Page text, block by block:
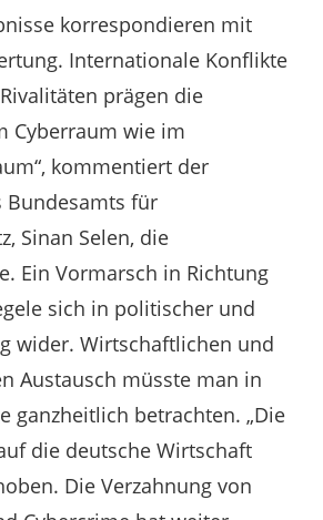
korrespondieren mit
Internationale Konflikte
prägen die
Cyberraum wie im
kommentiert der
Bundesamts für
Sinan Selen, die
Ein Vormarsch in Richtung
sich in politischer und
wider. Wirtschaftlichen und
Austausch müsste man in
ganzheitlich betrachten. „Die
die deutsche Wirtschaft
Die Verzahnung von